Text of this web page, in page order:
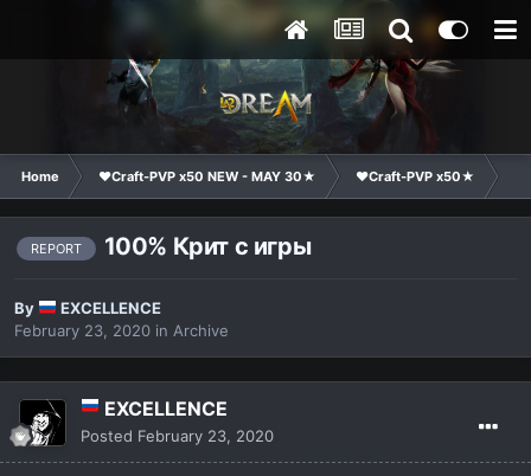
Home ❤Craft-PVP x50 NEW - MAY 30★ ❤Craft-PVP x50★
REPORT 100% Крит с игры
By
EXCELLENCE
February 23, 2020 in Archive
EXCELLENCE
Posted February 23, 2020